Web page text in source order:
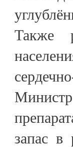
Также
запас в